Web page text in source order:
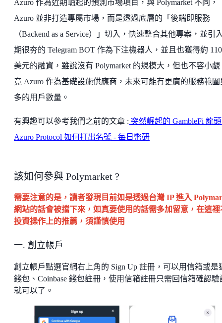
Azuro 作為近期崛起的預測市場項目，與 Polymarket 不同，
Azuro 並非打造專屬市場，而是透過底層的「後端即服務
（Backend as a Service）」切入，快速整合其他專案，並引
期很夯的 Telegram BOT 作為下注機器人，並且也獲得約
美元的融資，雖說沒有 Polymarket 的規模大，但也不容小覷
竟 Azuro 作為基礎設施供應商，未來可能有更廣的服務範圍
多的用戶數量。
有興趣可以參考我們之前的文章 : 突然崛起的 GambleFi 龍
Azuro Protocol 如何打出名號 - 每日幣研
該如何參與 Polymarket ?
需要注意的是，讀者發現目前如是透過台灣 IP 進入
網站的話會被擋下來，如真要使用的話需多加留意，在這裡
投資操作上的推薦，須謹慎使用
一. 創立帳戶
創立帳戶點選官網右上角的 Sign Up 註冊，可以用信箱或是
錢包、Coinbase 錢包註冊，使用信箱註冊只需回信箱確認驗
就可以了。